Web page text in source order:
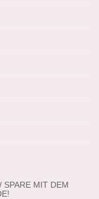
SPARE MIT DEM